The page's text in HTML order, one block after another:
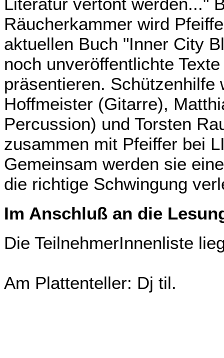
Räucherkammer wird
aktuellen Buch "Inner City
noch unveröffentlichte
präsentieren. Schützenhilfe
Hoffmeister (Gitarre),
Percussion) und Torsten
zusammen mit Pfeiffer bei
Gemeinsam werden sie
die richtige Schwingung
Im Anschluß an die
Die TeilnehmerInnenliste
Am Plattenteller: Dj til.